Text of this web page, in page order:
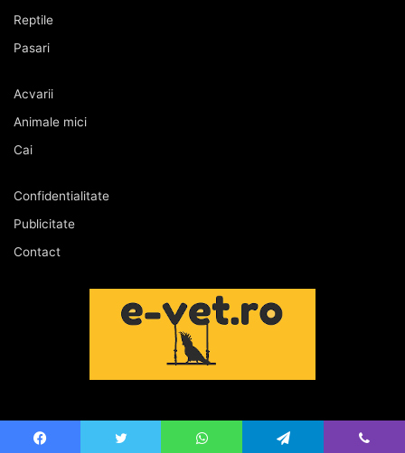
Reptile
Pasari
Acvarii
Animale mici
Cai
Confidentialitate
Publicitate
Contact